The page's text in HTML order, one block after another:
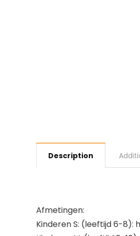
Description
Afmetingen:
Kinderen S: (leeftijd 6-8):